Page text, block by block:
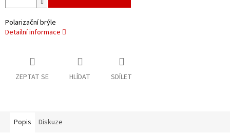
Polarizační brýle
Detailní informace
ZEPTAT SE HLÍDAT SDÍLET
Popis Diskuze